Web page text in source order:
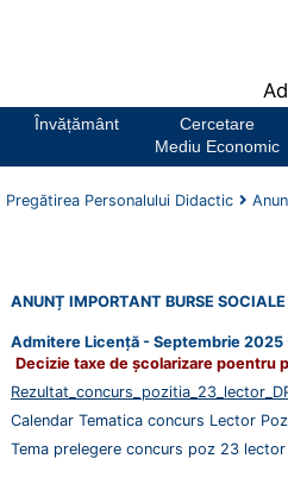
Învățământ
Cercetare
Mediu Economic
Pregătirea Personalului Didactic
ANUNȚ IMPORTANT BURSE
Admitere Licență - Septembrie 2025
Decizie taxe de şcolarizare poentru
Calendar Tematica concurs Lector
Tema prelegere concurs poz 23 lector